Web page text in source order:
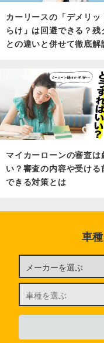
カーリースの「デメリッ
らけ」は回避できる？残
との違いと併せて徹底解
マイカーローンの審査は
い？審査の内容や受ける
できる対策とは
車